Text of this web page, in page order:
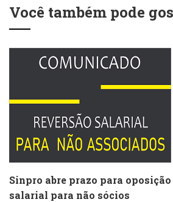
Você também pode
Sinpro abre prazo para
salarial para não sócios